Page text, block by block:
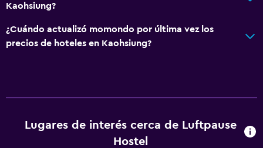
Fax/fotocopiadora
Kaohsiung?
¿Cuándo actualizó momondo por última vez los
precios de hoteles en Kaohsiung?
Lugares de interés cerca de Luftpause
Hostel